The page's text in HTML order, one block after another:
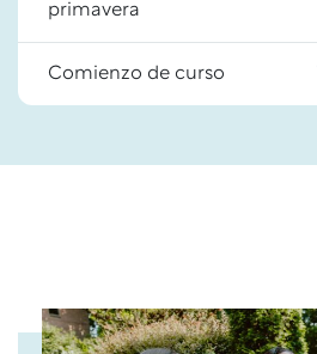
primavera
Comienzo de curso